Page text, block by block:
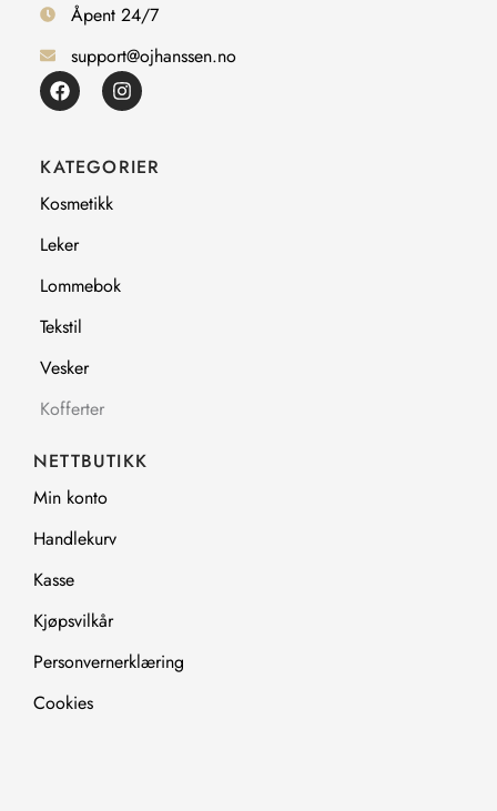
Åpent 24/7
support@ojhanssen.no
F
a
c
b
o
o
k
I
n
s
a
g
KATEGORIER
Kosmetikk
Leker
Lommebok
Tekstil
Vesker
Kofferter
NETTBUTIKK
Min konto
Handlekurv
Kasse
Kjøpsvilkår
Personvernerklæring
Cookies